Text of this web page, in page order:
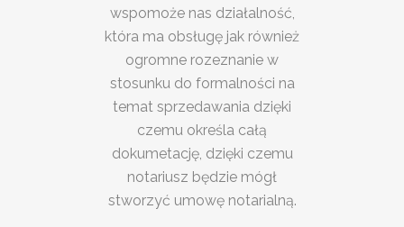
wspomoże nas działalność,
która ma obsługę jak również
ogromne rozeznanie w
stosunku do formalności na
temat sprzedawania dzięki
czemu określa całą
dokumetację, dzięki czemu
notariusz będzie mógł
stworzyć umowę notarialną.